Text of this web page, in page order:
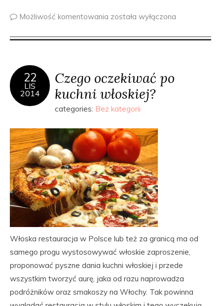
Możliwość komentowania została wyłączona
22
LIS
2014
Czego oczekiwać po
kuchni włoskiej?
categories: Bez kategorii
Włoska restauracja w Polsce lub też za granicą ma od
samego progu wystosowywać włoskie zaproszenie,
proponować pyszne dania kuchni włoskiej i przede
wszystkim tworzyć aurę, jaka od razu naprowadza
podróżników oraz smakoszy na Włochy. Tak powinna